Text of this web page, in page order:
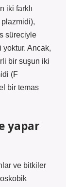
iki farklı
süreciyle
yoktur. Ancak,
bir suşun iki
(F
bir temas
yapar
ve bitkiler